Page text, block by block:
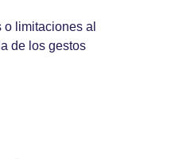
limitaciones al
de los gestos